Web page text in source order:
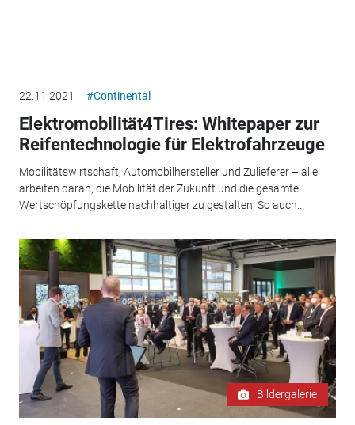
22.11.2021 #Continental
Elektromobilität4Tires: Whitepaper zur
Reifentechnologie für Elektrofahrzeuge
Mobilitätswirtschaft, Automobilhersteller und Zulieferer – alle
arbeiten daran, die Mobilität der Zukunft und die gesamte
Wertschöpfungskette nachhaltiger zu gestalten. So auch...
Bildergalerie